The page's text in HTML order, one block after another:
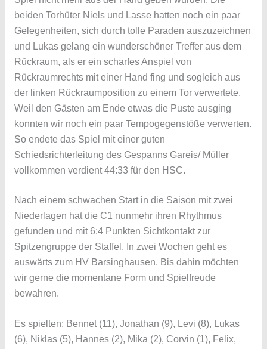
beiden Torhüter Niels und Lasse hatten noch ein paar
Gelegenheiten, sich durch tolle Paraden auszuzeichnen
und Lukas gelang ein wunderschöner Treffer aus dem
Rückraum, als er ein scharfes Anspiel von
Rückraumrechts mit einer Hand fing und sogleich aus
der linken Rückraumposition zu einem Tor verwertete.
Weil den Gästen am Ende etwas die Puste ausging
konnten wir noch ein paar Tempogegenstöße verwerten.
So endete das Spiel mit einer guten
Schiedsrichterleitung des Gespanns Gareis/ Müller
vollkommen verdient 44:33 für den HSC.
Nach einem schwachen Start in die Saison mit zwei
Niederlagen hat die C1 nunmehr ihren Rhythmus
gefunden und mit 6:4 Punkten Sichtkontakt zur
Spitzengruppe der Staffel. In zwei Wochen geht es
auswärts zum HV Barsinghausen. Bis dahin möchten
wir gerne die momentane Form und Spielfreude
bewahren.
Es spielten: Bennet (11), Jonathan (9), Levi (8), Lukas
(6), Niklas (5), Hannes (2), Mika (2), Corvin (1), Felix,